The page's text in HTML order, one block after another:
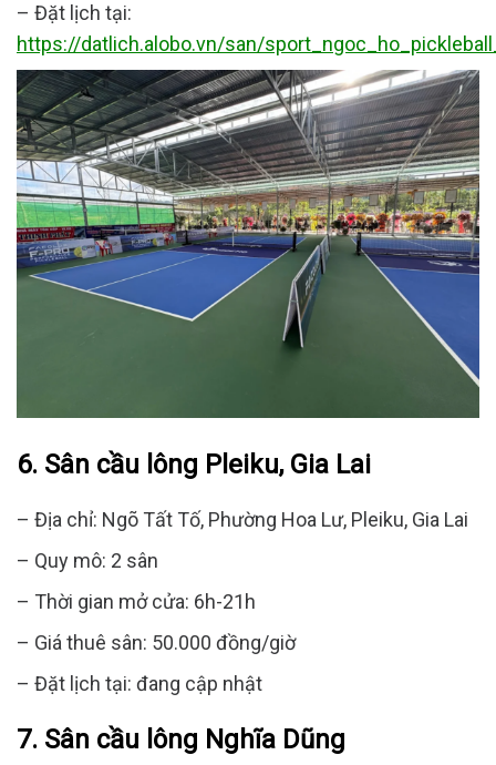
– Đặt lịch tại:
https://datlich.alobo.vn/san/
6. Sân cầu lông Pleiku, Gia Lai
– Địa chỉ: Ngõ Tất Tố, Phường Hoa Lư, Pleiku, Gia Lai
– Quy mô: 2 sân
– Thời gian mở cửa: 6h-21h
– Giá thuê sân: 50.000 đồng/giờ
– Đặt lịch tại: đang cập nhật
7. Sân cầu lông Nghĩa Dũng